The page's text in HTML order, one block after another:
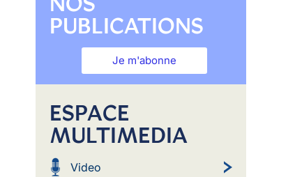
PUBLICATIONS
Je m'abonne
ESPACE
MULTIMEDIA
Video